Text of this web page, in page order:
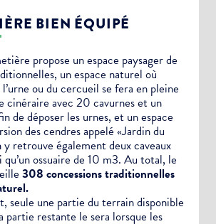
BIEN ÉQUIPÉ
propose un espace paysager de
un espace naturel où
ou du cercueil se fera en pleine
cinéraire avec 20 cavurnes et un
de déposer les urnes, et un espace
des cendres appelé «Jardin du
retrouve également deux caveaux
qu’un ossuaire de 10 m3. Au total, le
308 concessions traditionnelles
seule une partie du terrain disponible
partie restante le sera lorsque les